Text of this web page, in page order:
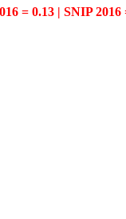
= 0.13 | SNIP